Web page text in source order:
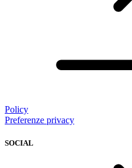
Policy
Preferenze privacy
SOCIAL